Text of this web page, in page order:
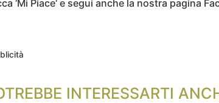
‘Mi Piace‘ e segui anche la nostra pagina
INTERESSARTI